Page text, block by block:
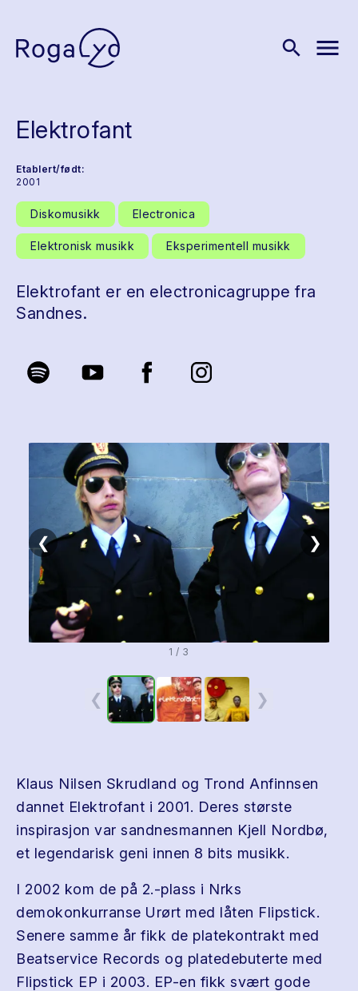
search menu
Elektrofant
Etablert/født:
2001
Diskomusikk Electronica
Elektronisk musikk Eksperimentell musikk
Elektrofant er en electronicagruppe fra
Sandnes.
❮ ❯
1 / 3
❮ ❯
Klaus Nilsen Skrudland og Trond Anfinnsen
dannet Elektrofant i 2001. Deres største
inspirasjon var sandnesmannen Kjell Nordbø,
et legendarisk geni innen 8 bits musikk.
I 2002 kom de på 2.-plass i Nrks
demokonkurranse Urørt med låten Flipstick.
Senere samme år fikk de platekontrakt med
Beatservice Records og platedebuterte med
Flipstick EP i 2003. EP-en fikk svært gode